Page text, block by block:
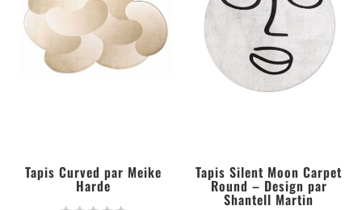
Tapis Curved par Meike
Harde
Tapis Silent Moon Carpet
Round – Design par
Shantell Martin